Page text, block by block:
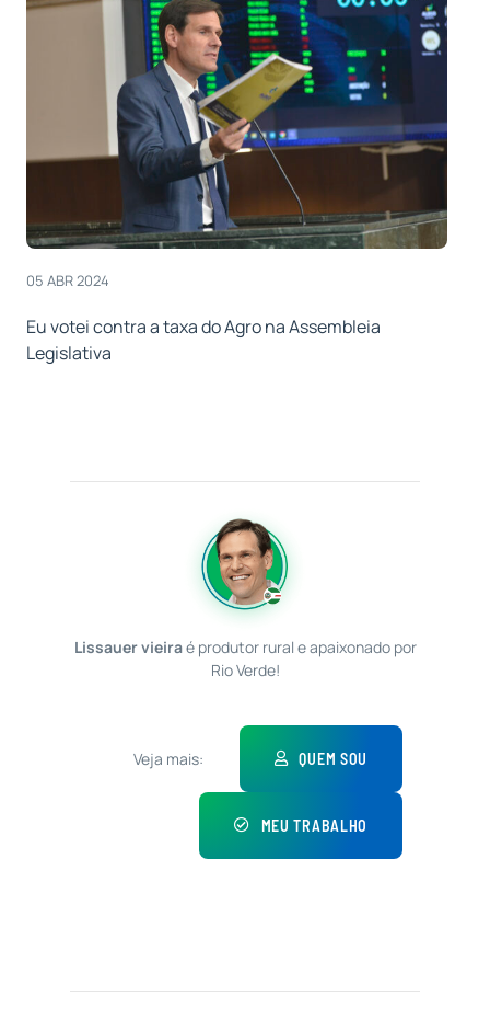
05 ABR 2024
Eu votei contra a taxa do Agro na Assembleia
Legislativa
Lissauer vieiraé produtor rural e apaixonado por
Rio Verde!
Veja mais: QUEM SOU
MEU TRABALHO